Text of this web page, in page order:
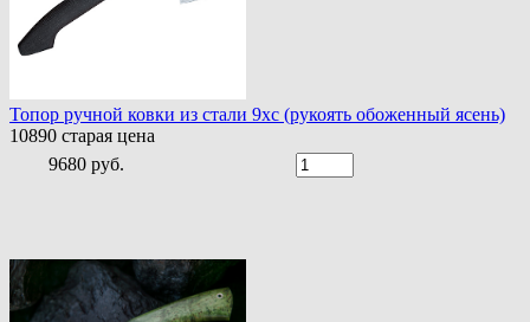
Топор ручной ковки из стали 9хс (рукоять обоженный ясень)
10890 старая цена
9680 руб.